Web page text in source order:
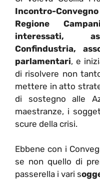
Incontro-Convegno
Regione
interessati,
Confindustria,
parlamentari, e
di risolvere non
mettere in atto
di sostegno alle
maestranze, i
scure della crisi.
Ebbene con i
se non quello di
passerella i vari s